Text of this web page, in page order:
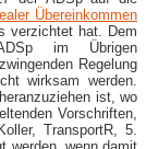
Übereinkommen
verzichtet hat. Dem
im Übrigen
Regelung
wirksam werden.
ist, wo
Vorschriften,
TransportR, 5.
werden, wenn damit